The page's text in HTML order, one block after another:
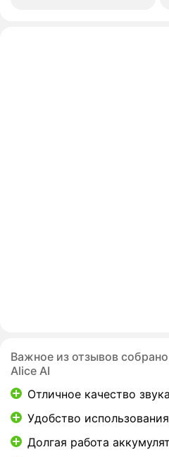
Важное из отзывов
Alice AI
Отличное качество звука
Удобство использования
Долгая работа